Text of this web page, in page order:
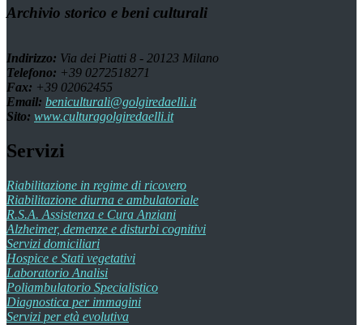
Archivio storico e beni culturali
Indirizzo: Via dei Piatti 8 - 20123 Milano
Telefono: +39 0272518271
Fax: +39 02062455
Email: beniculturali@golgiredaelli.it
Sito: www.culturagolgiredaelli.it
Servizi
Riabilitazione in regime di ricovero
Riabilitazione diurna e ambulatoriale
R.S.A. Assistenza e Cura Anziani
Alzheimer, demenze e disturbi cognitivi
Servizi domiciliari
Hospice e Stati vegetativi
Laboratorio Analisi
Poliambulatorio Specialistico
Diagnostica per immagini
Servizi per età evolutiva